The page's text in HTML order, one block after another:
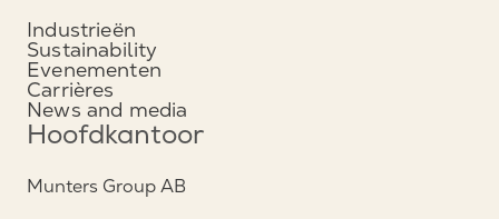
Industrieën
Sustainability
Evenementen
Carrières
News and media
Hoofdkantoor
Munters Group AB